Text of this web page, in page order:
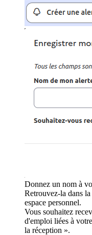
Donnez un nom à
Retrouvez-la dans
espace personnel.
Vous souhaitez
d'emploi liées à
la réception ».